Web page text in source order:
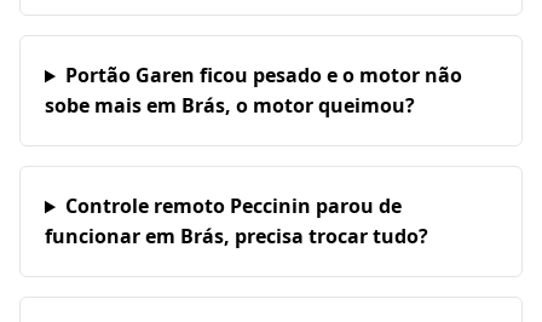
Portão Garen ficou pesado e o motor não
sobe mais em Brás, o motor queimou?
Controle remoto Peccinin parou de
funcionar em Brás, precisa trocar tudo?